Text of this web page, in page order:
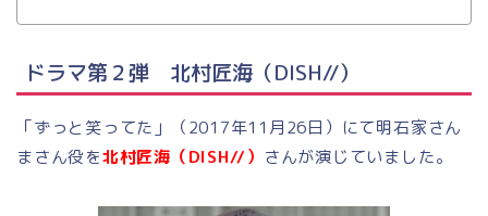
ドラマ第２弾 北村匠海（DISH//）
「ずっと笑ってた」（2017年11月26日）にて明石家さん
まさん役を北村匠海（DISH//） さんが演じていました。